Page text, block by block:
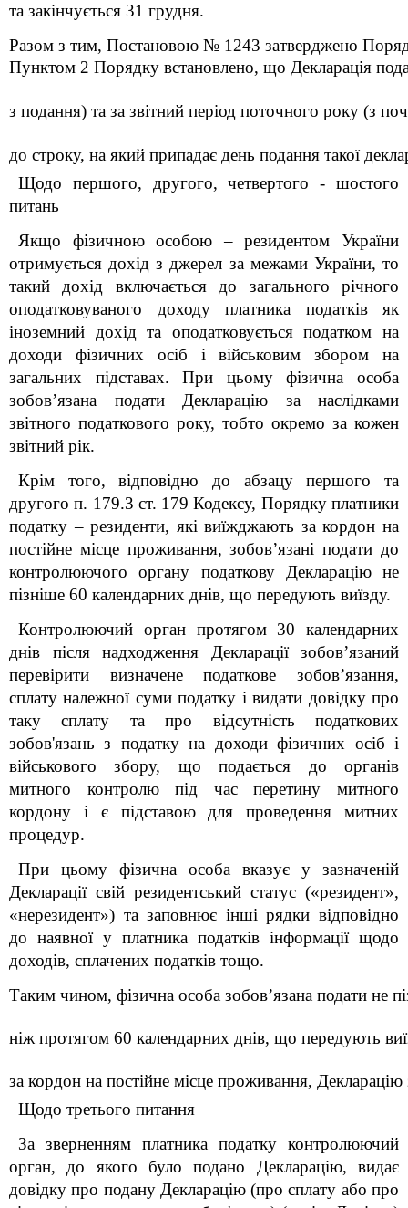
та закінчується 31 грудня.
Разом з тим, Постановою № 1243 затверджено
Пунктом 2 Порядку встановлено, що Декларація
з подання) та за звітний період поточного року (з
до строку, на який припадає день подання такої
Щодо першого, другого, четвертого - шостого
питань
Якщо фізичною особою – резидентом України
отримується дохід з джерел за межами України, то
такий дохід включається до загального річного
оподатковуваного доходу платника податків як
іноземний дохід та оподатковується податком на
доходи фізичних осіб і військовим збором на
загальних підставах. При цьому фізична особа
зобов’язана подати Декларацію за наслідками
звітного податкового року, тобто окремо за кожен
звітний рік.
Крім того, відповідно до абзацу першого та
другого п. 179.3 ст. 179 Кодексу, Порядку платники
податку–резиденти, які виїжджають за кордон на
постійне місце проживання, зобов’язані подати до
контролюючого органу податкову Декларацію не
пізніше 60 календарних днів, що передують виїзду.
Контролюючий орган протягом 30 календарних
днів після надходження Декларації зобов’язаний
перевірити визначене податкове зобов’язання,
сплату належної суми податку і видати довідку про
таку сплату та про відсутність податкових
зобов'язань з податку на доходи фізичних осіб і
військового збору, що подається до органів
митного контролю під час перетину митного
кордону і є підставою для проведення митних
процедур.
При цьому фізична особа вказує у зазначеній
Декларації свій резидентський статус («резидент»,
«нерезидент») та заповнює інші рядки відповідно
до наявної у платника податків інформації щодо
доходів, сплачених податків тощо.
Таким чином, фізична особа зобов’язана подати не
ніж протягом 60 календарних днів, що передують
за кордон на постійне місце проживання,
Щодо третього питання
За зверненням платника податку контролюючий
орган, до якого було подано Декларацію, видає
довідку про подану Декларацію (про сплату або про